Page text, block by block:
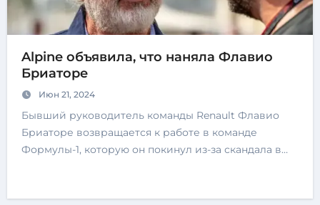
Alpine объявила, что наняла Флавио
Бриаторе
Июн 21, 2024
Бывший руководитель команды Renault Флавио
Бриаторе возвращается к работе в команде
Формулы-1, которую он покинул из-за скандала в…